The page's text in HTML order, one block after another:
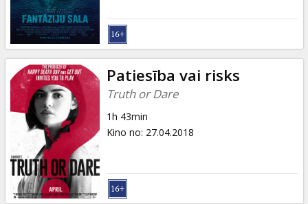
Patiesība vai risks
Truth or Dare
1h 43min
Kino no: 27.04.2018